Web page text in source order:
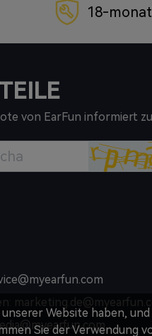
18-
von EarFun informiert
Website haben, und
Sie der Verwendung